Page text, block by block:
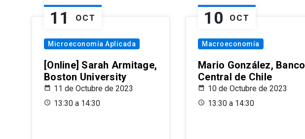
11 OCT
Microeconomía Aplicada
[Online] Sarah Armitage,
Boston University
11 de Octubre de 2023
13:30 a 14:30
10 OCT
Macroeconomía
Mario González, Banco
Central de Chile
10 de Octubre de 2023
13:30 a 14:30